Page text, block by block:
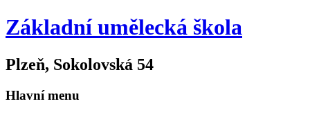
Základní umělecká škola
Plzeň, Sokolovská 54
Hlavní menu